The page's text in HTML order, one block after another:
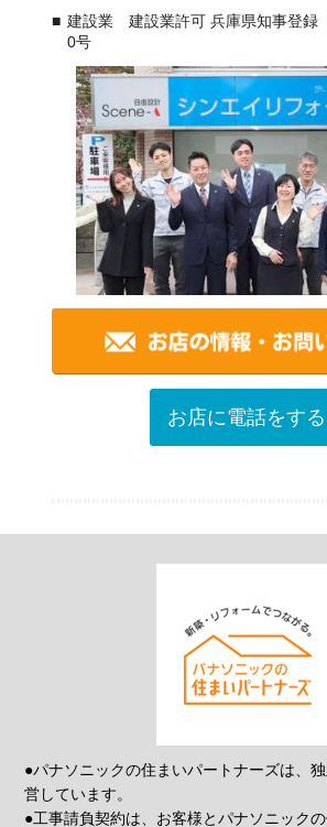
建設業 建設業許可 兵庫県知事登録
0号
お店に電話をする
●パナソニックの住まいパートナーズは、
営しています。
●工事請負契約は、お客様とパナソニック